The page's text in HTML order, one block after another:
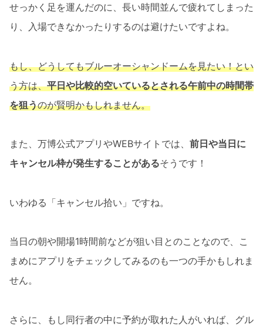
せっかく足を運んだのに、長い時間並んで疲れてしまった
り、入場できなかったりするのは避けたいですよね。
もし、どうしてもブルーオーシャンドームを見たい！とい
う方は、平日や比較的空いているとされる午前中の時間帯
を狙うのが賢明かもしれません。
また、万博公式アプリやWEBサイトでは、 前日や当日に
キャンセル枠が発生することがあるそうです！
いわゆる「キャンセル拾い」ですね。
当日の朝や開場1時間前などが狙い目とのことなので、こ
まめにアプリをチェックしてみるのも一つの手かもしれま
せん。
さらに、もし同行者の中に予約が取れた人がいれば、グル